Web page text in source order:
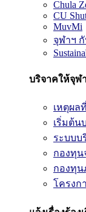
Chula
CU
MuvMi
จุฬาฯ
บริจาคให้จุฬ
เหตุผล
เริ่มต้น
ระบบบ
กองทุ
กองทุน
โครงก